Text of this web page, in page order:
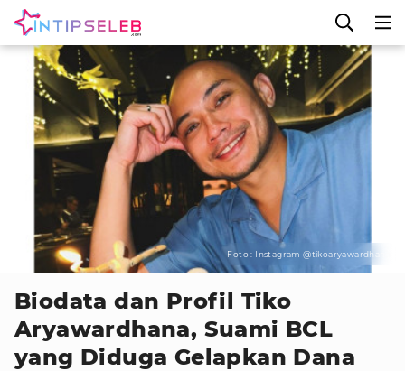
Foto : Instagram @tikoaryawardhana
Biodata dan Profil Tiko
Aryawardhana, Suami BCL
yang Diduga Gelapkan Dana